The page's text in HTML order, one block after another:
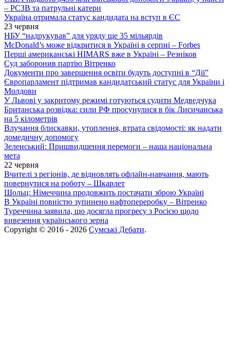
– РСЗВ та патрульні катери
Україна отримала статус кандидата на вступ в ЄС
23 червня
НБУ “надрукував” для уряду ще 35 мільярдів
McDonald’s може відкритися в Україні в серпні – Forbes
Перші американські HIMARS вже в Україні – Резніков
Суд заборонив партію Вітренко
Документи про завершення освіти будуть доступні в “Дії”
Європарламент підтримав кандидатський статус для України і
Молдови
У Львові у закритому режимі готуються судити Медведчука
Британська розвідка: сили РФ просунулися в бік Лисичанська
на 5 кілометрів
Влучання блискавки, утоплення, втрата свідомості: як надати
домедичну допомогу
Зеленський: Пришвидшення перемоги – наша національна
мета
22 червня
Вчителі з регіонів, де відновлять офлайн-навчання, мають
повернутися на роботу – Шкарлет
Шольц: Німеччина продовжить постачати зброю Україні
В Україні повністю зупинено нафтопереробку – Вітренко
Туреччина заявила, що досягла прогресу з Росією щодо
вивезення українського зерна
Copyright © 2016 - 2026 Сумські Дебати.